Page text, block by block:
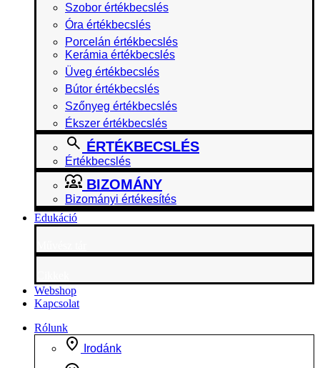
Szobor értékbecslés
Óra értékbecslés
Porcelán értékbecslés
Kerámia értékbecslés
Üveg értékbecslés
Bútor értékbecslés
Szőnyeg értékbecslés
Ékszer értékbecslés
ÉRTÉKBECSLÉS
Értékbecslés
BIZOMÁNY
Bizományi értékesítés
Edukáció
Webshop
Kapcsolat
Rólunk
Irodánk